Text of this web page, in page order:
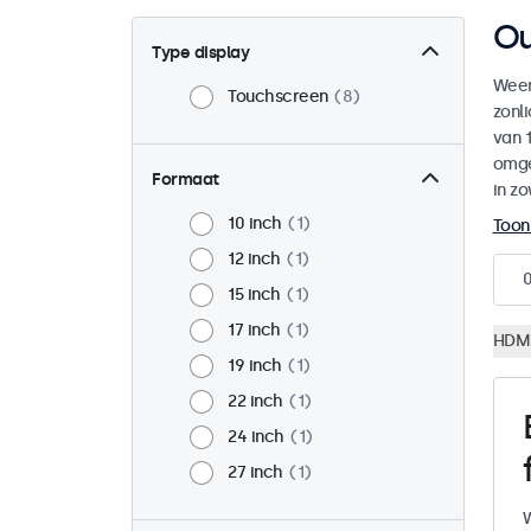
Type display
Touchscreen 8
Formaat
10 inch
1
12 inch
1
15 inch
1
17 inch
1
19 inch
1
22 inch
1
24 inch
1
27 inch
1
van
in
0